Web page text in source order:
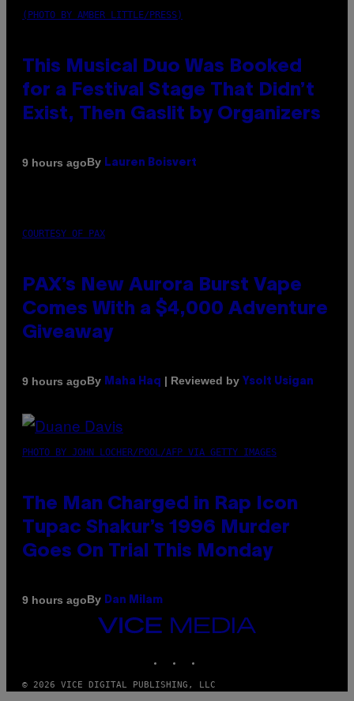
(PHOTO BY AMBER LITTLE/PRESS)
This Musical Duo Was Booked
for a Festival Stage That Didn’t
Exist, Then Gaslit by Organizers
9 hours agoBy Lauren Boisvert
COURTESY OF PAX
PAX’s New Aurora Burst Vape
Comes With a $4,000 Adventure
Giveaway
9 hours agoBy Maha Haq | Reviewed by Ysolt Usigan
PHOTO BY JOHN LOCHER/POOL/AFP VIA GETTY IMAGES
The Man Charged in Rap Icon
Tupac Shakur’s 1996 Murder
Goes On Trial This Monday
9 hours agoBy Dan Milam
VICE
© 2026 VICE DIGITAL PUBLISHING, LLC